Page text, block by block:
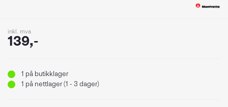
inkl. mva
139,-
1 på butikklager
1 på nettlager (1 - 3 dager)